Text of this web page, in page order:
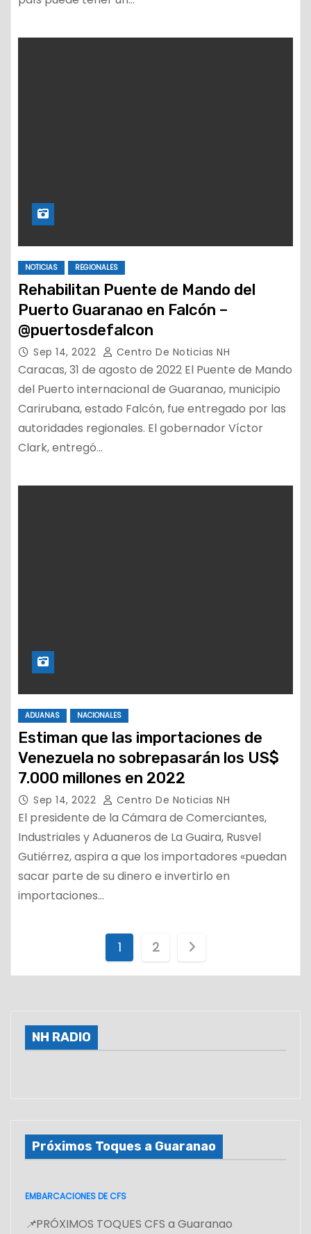
NOTICIAS REGIONALES
Rehabilitan Puente de Mando del
Puerto Guaranao en Falcón –
@puertosdefalcon
Sep 14, 2022 Centro De Noticias NH
Caracas, 31 de agosto de 2022 El Puente de Mando
del Puerto internacional de Guaranao, municipio
Carirubana, estado Falcón, fue entregado por las
autoridades regionales. El gobernador Víctor
Clark, entregó…
ADUANAS NACIONALES
Estiman que las importaciones de
Venezuela no sobrepasarán los US$
7.000 millones en 2022
Sep 14, 2022 Centro De Noticias NH
El presidente de la Cámara de Comerciantes,
Industriales y Aduaneros de La Guaira, Rusvel
Gutiérrez, aspira a que los importadores «puedan
sacar parte de su dinero e invertirlo en
importaciones…
a
i
1 2
NH RADIO
Próximos Toques a Guaranao
EMBARCACIONES DE CFS
📌PRÓXIMOS TOQUES CFS a Guaranao